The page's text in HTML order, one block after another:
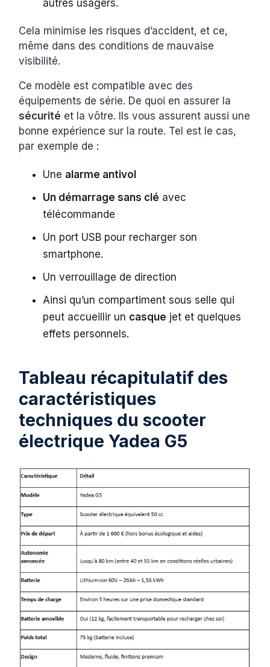
autres usagers.
Cela minimise les risques d’accident, et ce,
même dans des conditions de mauvaise
visibilité.
Ce modèle est compatible avec des
équipements de série. De quoi en assurer la
sécurité et la vôtre. Ils vous assurent aussi une
bonne expérience sur la route. Tel est le cas,
par exemple de :
Une alarme antivol
Un démarrage sans clé avec
télécommande
Un port USB pour recharger son
smartphone.
Un verrouillage de direction
Ainsi qu’un compartiment sous selle qui
peut accueillir un casque jet et quelques
effets personnels.
Tableau récapitulatif des
caractéristiques
techniques du scooter
électrique Yadea G5